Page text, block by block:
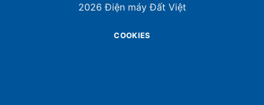
2026 Điện máy Đất Việt
COOKIES